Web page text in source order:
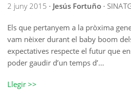
2 juny 2015 · Jesús Fortuño ·
Els que pertanyem a la pròxima
vam nèixer durant el baby boom
expectatives respecte el futur que
poder gaudir d’un temps d’...
Llegir >>